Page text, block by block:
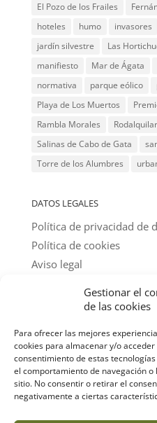
Gestionar el
de las cookies
Para ofrecer las mejores
cookies para almacenar y/o
consentimiento de estas
el comportamiento de navegación
sitio. No consentir o retirar el
negativamente a ciertas
El Pozo de los Frailes
hoteles
humo invasores
jardín silvestre
Las
manifiesto
Mar de Ágata
normativa
parque eólico
Playa de Los Muertos
Rambla Morales
Rodalquilar
Salinas de Cabo de Gata
Torre de los Alumbres
DATOS LEGALES
Política de privacidad de
Política de cookies
Aviso legal
@ textos y fotos: amigos